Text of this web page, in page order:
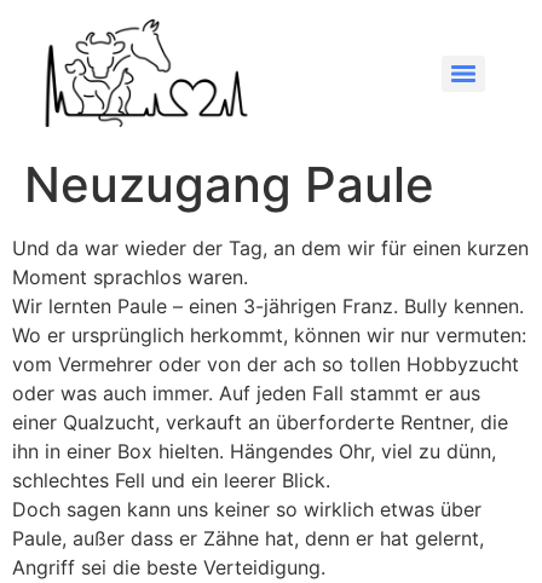
Neuzugang Paule
Und da war wieder der Tag, an dem wir für einen kurzen
Moment sprachlos waren.
Wir lernten Paule – einen 3-jährigen Franz. Bully kennen.
Wo er ursprünglich herkommt, können wir nur vermuten:
vom Vermehrer oder von der ach so tollen Hobbyzucht
oder was auch immer. Auf jeden Fall stammt er aus
einer Qualzucht, verkauft an überforderte Rentner, die
ihn in einer Box hielten. Hängendes Ohr, viel zu dünn,
schlechtes Fell und ein leerer Blick.
Doch sagen kann uns keiner so wirklich etwas über
Paule, außer dass er Zähne hat, denn er hat gelernt,
Angriff sei die beste Verteidigung.